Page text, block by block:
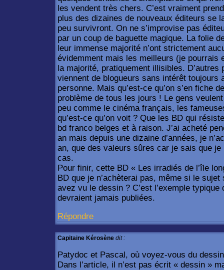
les vendent très chers. C’est vraiment
plus des dizaines de nouveaux éditeurs se
peu survivront. On ne s’improvise pas
par un coup de baguette magique. La folie
leur immense majorité n’ont strictement
évidemment mais les meilleurs (je pourrais
la majorité, pratiquement illisibles. D’autres
viennent de blogueurs sans intérêt toujours
personne. Mais qu’est-ce qu’on s’en fiche
problème de tous les jours ! Le gens
peu comme le cinéma français, les
qu’est-ce qu’on voit ? Que les BD qui
bd franco belges et à raison. J’ai acheté
an mais depuis une dizaine d’années, je
an, que des valeurs sûres car je sais que je
cas.
Pour finir, cette BD « Les irradiés de l’île
BD que je n’achèterai pas, même si le
avez vu le dessin ? C’est l’exemple
devraient jamais publiées.
Répondre
Capitaine Kérosène dit :
Patydoc et Pascal, où voyez-vous du
Dans l’article, il n’est pas écrit « dessin »